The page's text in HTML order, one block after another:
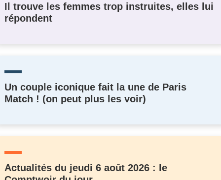
Il trouve les femmes trop instruites, elles lui
répondent
Un couple iconique fait la une de Paris
Match ! (on peut plus les voir)
Actualités du jeudi 6 août 2026 : le